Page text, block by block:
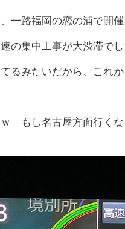
一路福岡の恋の浦で開
の集中工事が大渋滞で
るみたいだから、これ
もし名古屋方面行く